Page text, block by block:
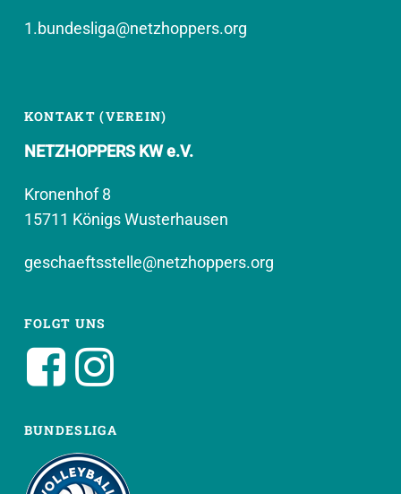
1.bundesliga@netzhoppers.org
KONTAKT (VEREIN)
NETZHOPPERS KW e.V.
Kronenhof 8
15711 Königs Wusterhausen
geschaeftsstelle@netzhoppers.org
FOLGT UNS
BUNDESLIGA